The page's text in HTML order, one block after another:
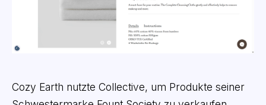
Cozy Earth nutzte Collective, um Produkte seiner